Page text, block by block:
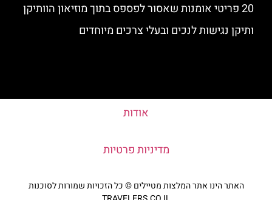
20 פריטי אומנות שאסור לפספס בתוך מוזיאון הוותיקן
ותיקן נגישות לנכים ובעלי צרכים מיוחדים
אודות
מדיניות פרטיות
האתר הינו אתר המלצות מטיילים © כל הזכויות שמורות לסוכנות